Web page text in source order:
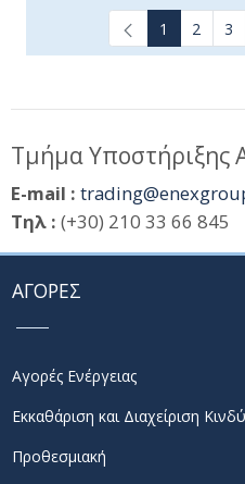
1 2 3
Τμήμα Υποστήριξης
E-mail :
Τηλ : (+30) 210 33 66 845
ΑΓΟΡΕΣ
Αγορές Ενέργειας
Εκκαθάριση και Διαχείριση
Προθεσμιακή